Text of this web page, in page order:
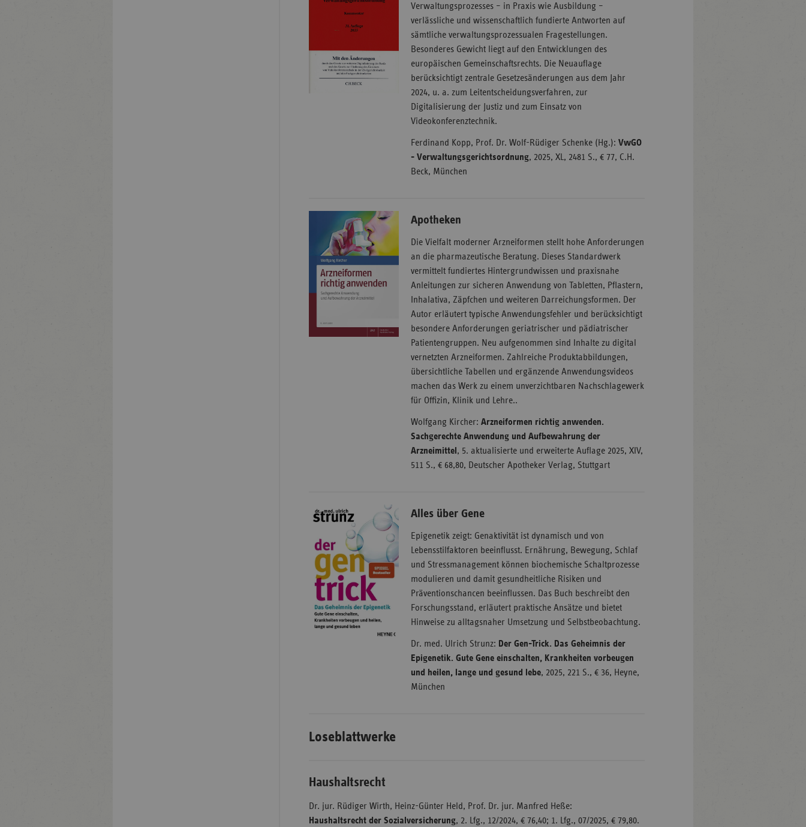
Verwaltungsprozesses – in Praxis wie Ausbildung –
verlässliche und wissenschaftlich fundierte Antworten auf
sämtliche verwaltungsprozessualen Fragestellungen.
Besonderes Gewicht liegt auf den Entwicklungen des
europäischen Gemeinschaftsrechts. Die Neuauflage
berücksichtigt zentrale Gesetzesänderungen aus dem Jahr
2024, u. a. zum Leitentscheidungsverfahren, zur
Digitalisierung der Justiz und zum Einsatz von
Videokonferenztechnik.
Ferdinand Kopp, Prof. Dr. Wolf-Rüdiger Schenke (Hg.):VwGO
- Verwaltungsgerichtsordnung, 2025, XL, 2481 S., € 77, C.H.
Beck, München
Apotheken
Die Vielfalt moderner Arzneiformen stellt hohe Anforderungen
an die pharmazeutische Beratung. Dieses Standardwerk
vermittelt fundiertes Hintergrundwissen und praxisnahe
Anleitungen zur sicheren Anwendung von Tabletten, Pflastern,
Inhalativa, Zäpfchen und weiteren Darreichungsformen. Der
Autor erläutert typische Anwendungsfehler und berücksichtigt
besondere Anforderungen geriatrischer und pädiatrischer
Patientengruppen. Neu aufgenommen sind Inhalte zu digital
vernetzten Arzneiformen. Zahlreiche Produktabbildungen,
übersichtliche Tabellen und ergänzende Anwendungsvideos
machen das Werk zu einem unverzichtbaren Nachschlagewerk
für Offizin, Klinik und Lehre..
Wolfgang Kircher:Arzneiformen richtig anwenden.
Sachgerechte Anwendung und Aufbewahrung der
Arzneimittel , 5. aktualisierte und erweiterte Auflage 2025, XIV,
511 S., € 68,80, Deutscher Apotheker Verlag, Stuttgart
Alles über Gene
Epigenetik zeigt: Genaktivität ist dynamisch und von
Lebensstilfaktoren beeinflusst. Ernährung, Bewegung, Schlaf
und Stressmanagement können biochemische Schaltprozesse
modulieren und damit gesundheitliche Risiken und
Präventionschancen beeinflussen. Das Buch beschreibt den
Forschungsstand, erläutert praktische Ansätze und bietet
Hinweise zu alltagsnaher Umsetzung und Selbstbeobachtung.
Dr. med. Ulrich Strunz: Der Gen-Trick. Das Geheimnis der
Epigenetik. Gute Gene einschalten, Krankheiten vorbeugen
und heilen, lange und gesund lebe, 2025, 221 S., € 36, Heyne,
München
Loseblattwerke
Haushaltsrecht
Dr. jur. Rüdiger Wirth, Heinz-Günter Held, Prof. Dr. jur. Manfred Heße:
Haushaltsrecht der Sozialversicherung, 2. Lfg., 12/2024, € 76,40; 1. Lfg., 07/2025, € 79,80.